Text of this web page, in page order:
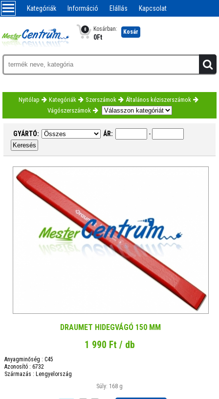
Kategóriák Információ Elállás Kapcsolat
0 Kosárban:
0Ft
Kosár
Nyitólap Kategóriák Szerszámok
Általános kéziszerszámok
Vágószerszámok
GYÁRTÓ: ÁR: -
DRAUMET HIDEGVÁGÓ 150 MM
1 990 Ft / db
Anyagminőség : C45
Azonosító : 6732
Származás : Lengyelország
Súly: 168 g